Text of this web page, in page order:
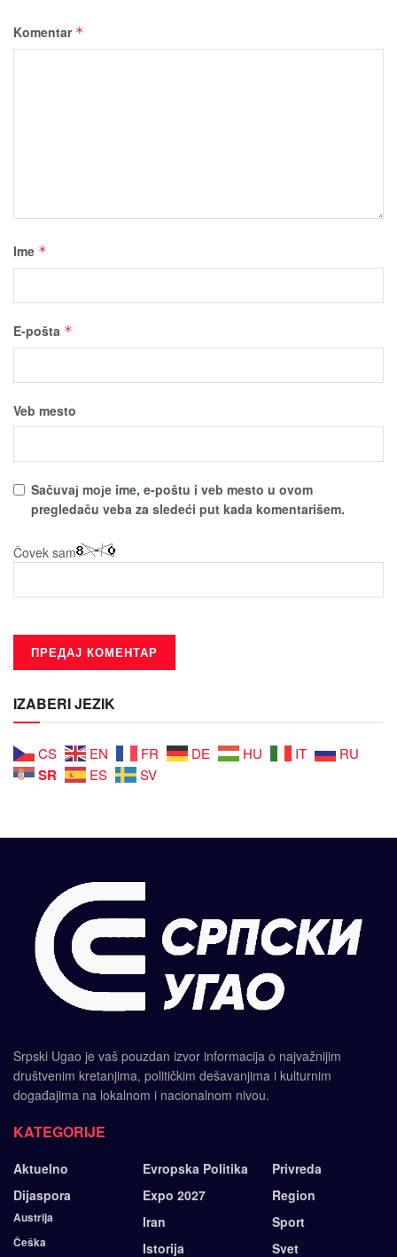
Komentar *
Ime *
E-pošta *
Veb mesto
Sačuvaј moјe ime, e-poštu i veb mesto u ovom
pregledaču veba za sledeći put kada komentarišem.
Čovek sam
IZABERI JEZIK
CS EN FR DE HU IT RU
SR ES SV
Srpski Ugao je vaš pouzdan izvor informacija o najvažnijim
društvenim kretanjima, političkim dešavanjima i kulturnim
događajima na lokalnom i nacionalnom nivou.
KATEGORIJE
Aktuelno
Dijaspora
Austrija
Češka
Evropska Politika
Expo 2027
Iran
Istorija
Privreda
Region
Sport
Svet